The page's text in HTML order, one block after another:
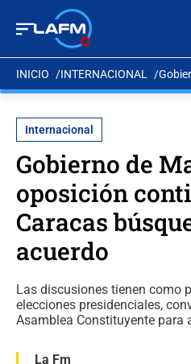
INICIO INTERNACIONAL
Internacional
Gobierno de
oposición
Caracas
acuerdo
Las discusiones tienen como
elecciones presidenciales,
Asamblea Constituyente para
La Fm